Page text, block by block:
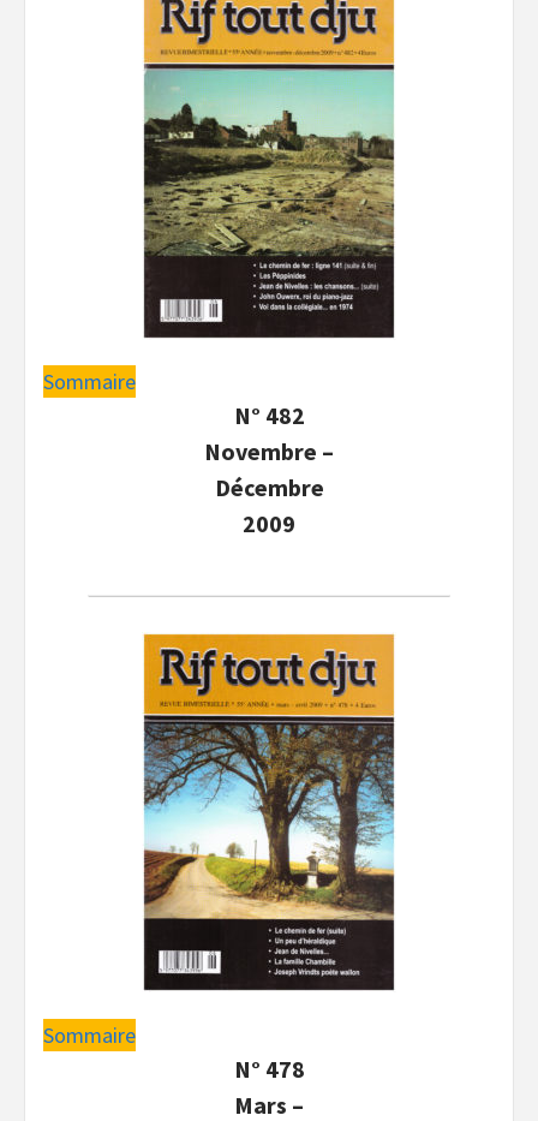
Sommaire
N° 482
Novembre –
Décembre
2009
Sommaire
N° 478
Mars –